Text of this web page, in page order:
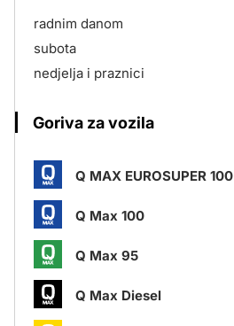
radnim danom
subota
nedjelja i praznici
Goriva za vozila
Q MAX EUROSUPER 100
Q Max 100
Q Max 95
Q Max Diesel